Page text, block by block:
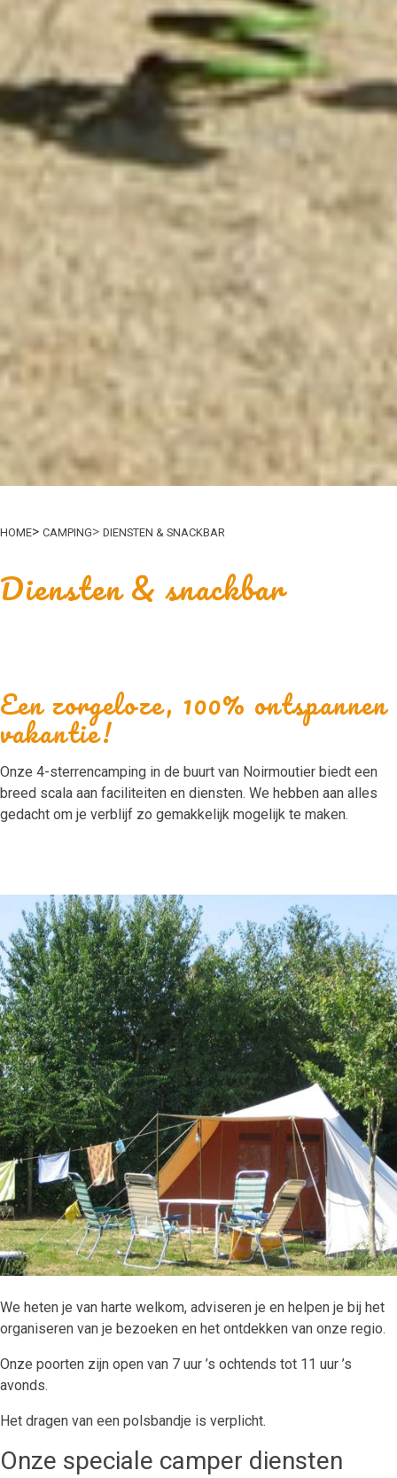
HOME CAMPING DIENSTEN & SNACKBAR
Diensten & snackbar
Een zorgeloze, 100% ontspannen
vakantie!
Onze 4-sterrencamping in de buurt van Noirmoutier biedt een
breed scala aan faciliteiten en diensten. We hebben aan alles
gedacht om je verblijf zo gemakkelijk mogelijk te maken.
We heten je van harte welkom, adviseren je en helpen je bij het
organiseren van je bezoeken en het ontdekken van onze regio.
Onze poorten zijn open van 7 uur ’s ochtends tot 11 uur ’s
avonds.
Het dragen van een polsbandje is verplicht.
Onze speciale camper diensten